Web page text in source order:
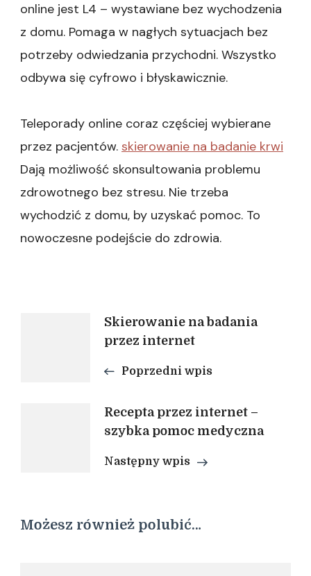
online jest L4 – wystawiane bez wychodzenia
z domu. Pomaga w nagłych sytuacjach bez
potrzeby odwiedzania przychodni. Wszystko
odbywa się cyfrowo i błyskawicznie.
Teleporady online coraz częściej wybierane
przez pacjentów. skierowanie na badanie krwi
Dają możliwość skonsultowania problemu
zdrowotnego bez stresu. Nie trzeba
wychodzić z domu, by uzyskać pomoc. To
nowoczesne podejście do zdrowia.
Nawigacja
wpisu
Skierowanie na badania
przez internet
Poprzedni wpis
Recepta przez internet –
szybka pomoc medyczna
Następny wpis
Możesz również polubić…